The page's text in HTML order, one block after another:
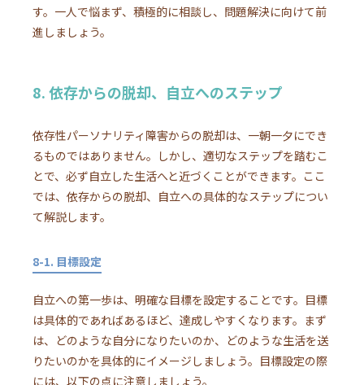
す。一人で悩まず、積極的に相談し、問題解決に向けて前
進しましょう。
8. 依存からの脱却、自立へのステップ
依存性パーソナリティ障害からの脱却は、一朝一夕にでき
るものではありません。しかし、適切なステップを踏むこ
とで、必ず自立した生活へと近づくことができます。ここ
では、依存からの脱却、自立への具体的なステップについ
て解説します。
8-1. 目標設定
自立への第一歩は、明確な目標を設定することです。目標
は具体的であればあるほど、達成しやすくなります。まず
は、どのような自分になりたいのか、どのような生活を送
りたいのかを具体的にイメージしましょう。目標設定の際
には、以下の点に注意しましょう。